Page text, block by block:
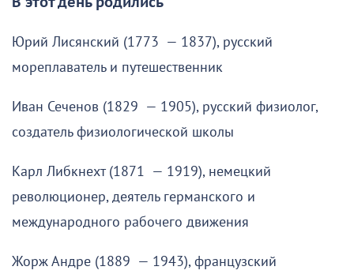
Юрий Лисянский (1773 — 1837), русский
мореплаватель и путешественник
Иван Сеченов (1829 — 1905), русский физиолог,
создатель физиологической школы
Карл Либкнехт (1871 — 1919), немецкий
революционер, деятель германского и
международного рабочего движения
Жорж Андре (1889 — 1943), французский